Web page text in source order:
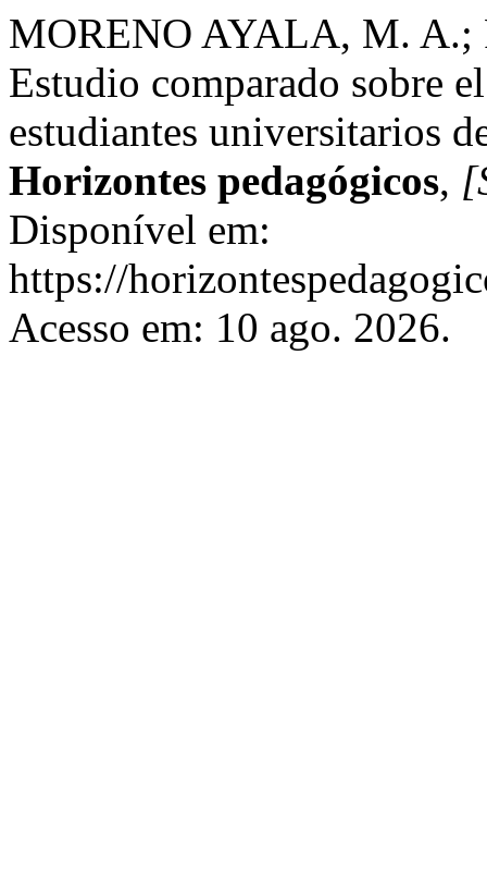
MORENO AYALA, M. A.;
Estudio comparado sobre
estudiantes universitarios
Horizontes pedagógicos,
Disponível em:
https://
Acesso em: 10 ago. 2026.